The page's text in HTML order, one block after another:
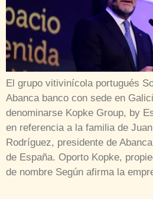
El grupo vitivinícola portugués
Abanca banco con sede en
denominarse Kopke Group, by
en referencia a la familia de
Rodríguez, presidente de
de España. Oporto Kopke,
de nombre Según afirma la